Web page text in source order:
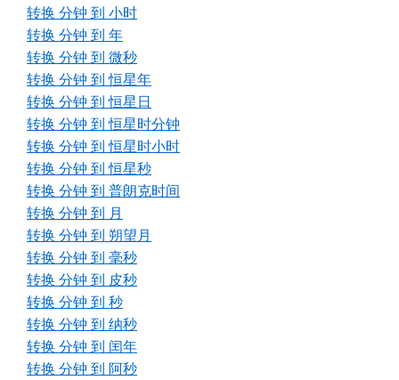
转换 分钟 到 小时
转换 分钟 到 年
转换 分钟 到 微秒
转换 分钟 到 恒星年
转换 分钟 到 恒星日
转换 分钟 到 恒星时分钟
转换 分钟 到 恒星时小时
转换 分钟 到 恒星秒
转换 分钟 到 普朗克时间
转换 分钟 到 月
转换 分钟 到 朔望月
转换 分钟 到 毫秒
转换 分钟 到 皮秒
转换 分钟 到 秒
转换 分钟 到 纳秒
转换 分钟 到 闰年
转换 分钟 到 阿秒